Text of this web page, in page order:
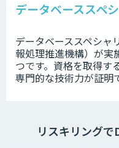
データベーススペ
データベーススペシャ
報処理推進機構）が実
つです。資格を取得す
専門的な技術力が証明
リスキリング